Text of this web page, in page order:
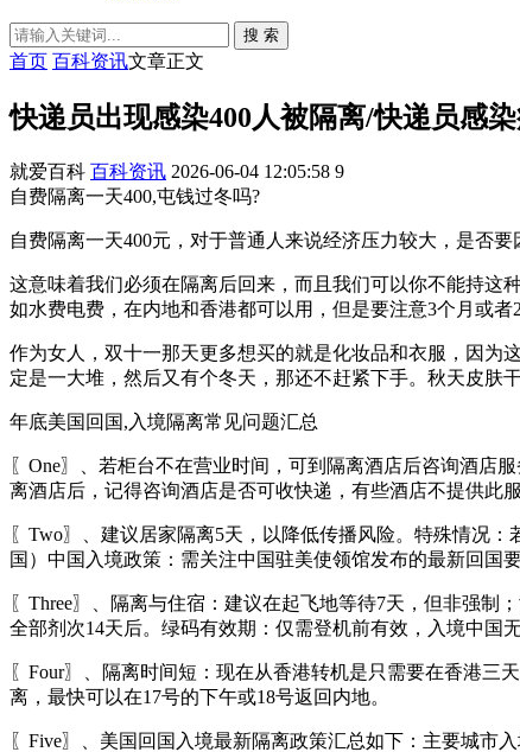
搜 索
首页 百科资讯文章正文
快递员出现感染400人被隔离/快递员感
就爱百科 百科资讯 2026-06-04 12:05:58 9
自费隔离一天400,屯钱过冬吗?
自费隔离一天400元，对于普通人来说经济压力较大，是否
这意味着我们必须在隔离后回来，而且我们可以你不能持这
如水费电费，在内地和香港都可以用，但是要注意3个月或
作为女人，双十一那天更多想买的就是化妆品和衣服，因为
定是一大堆，然后又有个冬天，那还不赶紧下手。秋天皮肤
年底美国回国,入境隔离常见问题汇总
〖One〗、若柜台不在营业时间，可到隔离酒店后咨询酒店
离酒店后，记得咨询酒店是否可收快递，有些酒店不提供此
〖Two〗、建议居家隔离5天，以降低传播风险。特殊情况
国）中国入境政策：需关注中国驻美使领馆发布的最新回国
〖Three〗、隔离与住宿：建议在起飞地等待7天，但非强
全部剂次14天后。绿码有效期：仅需登机前有效，入境中国
〖Four〗、隔离时间短：现在从香港转机是只需要在香港三
离，最快可以在17号的下午或18号返回内地。
〖Five〗、美国回国入境最新隔离政策汇总如下：主要城市